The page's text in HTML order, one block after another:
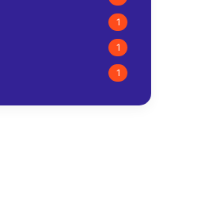
1
1
1